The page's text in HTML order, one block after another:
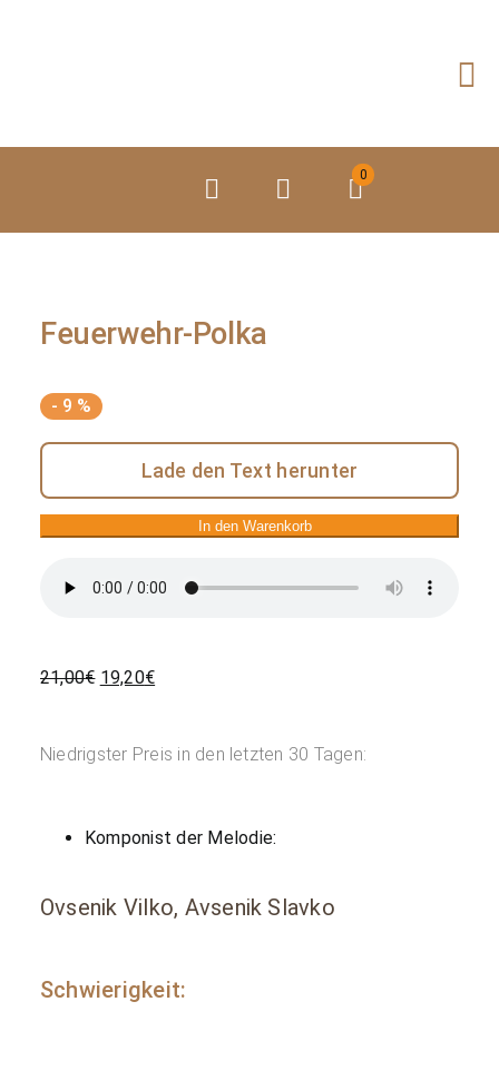
0
Feuerwehr-Polka
- 9 %
Lade den Text herunter
In den Warenkorb
21,00€ Ursprünglicher
21,00€
19,20€Aktueller
19,20€.
Niedrigster Preis in den letzten 30 Tagen:
Komponist der Melodie:
Ovsenik Vilko, Avsenik Slavko
Schwierigkeit: